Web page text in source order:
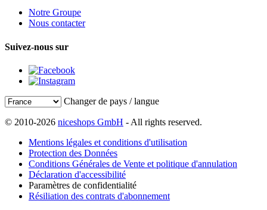
Notre Groupe
Nous contacter
Suivez-nous sur
Changer de pays / langue
© 2010-2026 niceshops GmbH - All rights reserved.
Mentions légales et conditions d'utilisation
Protection des Données
Conditions Générales de Vente et politique d'annulation
Déclaration d'accessibilité
Paramètres de confidentialité
Résiliation des contrats d'abonnement